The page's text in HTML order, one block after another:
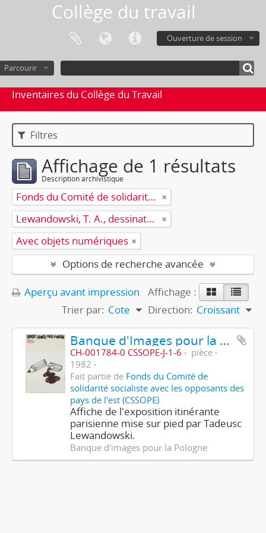
Collège du travail
Ouverture de session
Parcourir
Inventaires du Collège du Travail
Filtres
Affichage de 1 résultats
Description archivistique
Fonds du Comité de solidarité socialiste avec les opposants des pays de l'est (CSSOPE)
Lewandowski, T. A., dessinateur
Avec objets numériques
Options de recherche avancée
Aperçu avant impression
Affichage :
Trier par: Cote Direction: Croissant
Banque d'Images pour la Pologne
CH-001784-0 CSSOPE-J-1-6
pièce
1982
Fait partie de Fonds du Comité de
solidarité socialiste avec les opposants des
pays de l'est (CSSOPE)
Affiche de l'exposition itinérante
parisienne mise sur pied par Tadeusc
Lewandowski.
Banque d'images pour la Pologne